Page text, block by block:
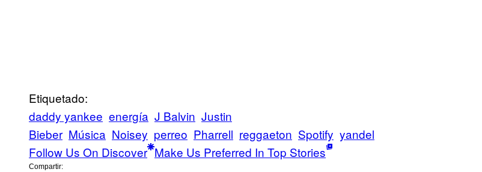
Etiquetado:
daddy yankee energía J Balvin Justin
Bieber Música Noisey perreo Pharrell reggaeton Spotify yandel
Follow Us On Discover Make Us Preferred In Top Stories
Compartir: